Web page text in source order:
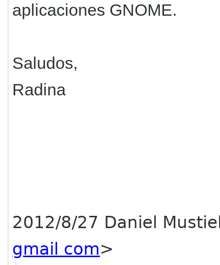
aplicaciones GNOME.
Saludos,
Radina
2012/8/27 Daniel
gmail com>